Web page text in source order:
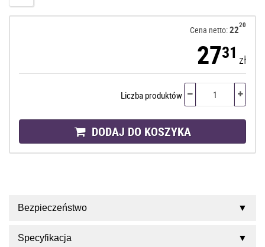
Cena netto:2220
2731 zł
Liczba produktów
DODAJ DO KOSZYKA
Bezpieczeństwo
Specyfikacja